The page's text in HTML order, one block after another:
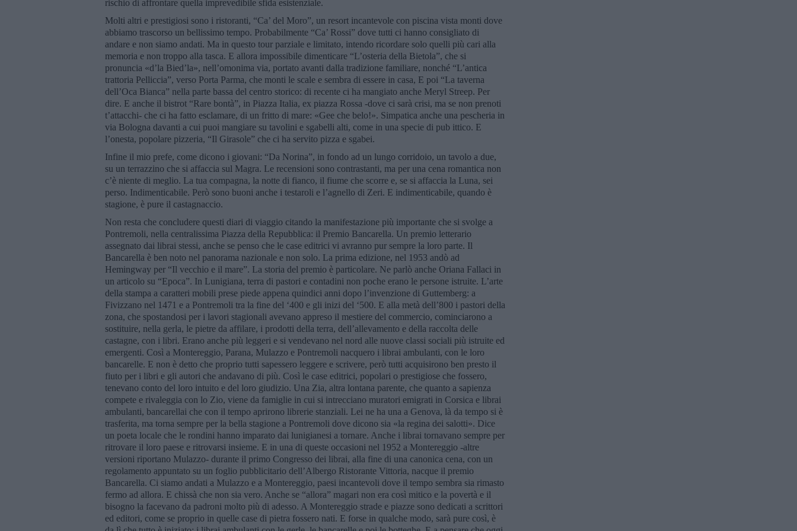
rischio di affrontare quella imprevedibile sfida esistenziale.
Molti altri e prestigiosi sono i ristoranti, “Ca’ del Moro”, un resort incantevole con piscina vista monti dove
abbiamo trascorso un bellissimo tempo. Probabilmente “Ca’ Rossi” dove tutti ci hanno consigliato di
andare e non siamo andati. Ma in questo tour parziale e limitato, intendo ricordare solo quelli più cari alla
memoria e non troppo alla tasca. E allora impossibile dimenticare “L’osteria della Bietola”, che si
pronuncia «d’la Bied’la», nell’omonima via, portato avanti dalla tradizione familiare, nonché “L’antica
trattoria Pelliccia”, verso Porta Parma, che monti le scale e sembra di essere in casa, E poi “La taverna
dell’Oca Bianca” nella parte bassa del centro storico: di recente ci ha mangiato anche Meryl Streep. Per
dire. E anche il bistrot “Rare bontà”, in Piazza Italia, ex piazza Rossa -dove ci sarà crisi, ma se non prenoti
t’attacchi- che ci ha fatto esclamare, di un fritto di mare: «Gee che belo!». Simpatica anche una pescheria in
via Bologna davanti a cui puoi mangiare su tavolini e sgabelli alti, come in una specie di pub ittico. E
l’onesta, popolare pizzeria, “Il Girasole” che ci ha servito pizza e sgabei.
Infine il mio prefe, come dicono i giovani: “Da Norina”, in fondo ad un lungo corridoio, un tavolo a due,
su un terrazzino che si affaccia sul Magra. Le recensioni sono contrastanti, ma per una cena romantica non
c’è niente di meglio. La tua compagna, la notte di fianco, il fiume che scorre e, se si affaccia la Luna, sei
perso. Indimenticabile. Però sono buoni anche i testaroli e l’agnello di Zeri. E indimenticabile, quando è
stagione, è pure il castagnaccio.
Non resta che concludere questi diari di viaggio citando la manifestazione più importante che si svolge a
Pontremoli, nella centralissima Piazza della Repubblica: il Premio Bancarella. Un premio letterario
assegnato dai librai stessi, anche se penso che le case editrici vi avranno pur sempre la loro parte. Il
Bancarella è ben noto nel panorama nazionale e non solo. La prima edizione, nel 1953 andò ad
Hemingway per “Il vecchio e il mare”. La storia del premio è particolare. Ne parlò anche Oriana Fallaci in
un articolo su “Epoca”. In Lunigiana, terra di pastori e contadini non poche erano le persone istruite. L’arte
della stampa a caratteri mobili prese piede appena quindici anni dopo l’invenzione di Guttemberg: a
Fivizzano nel 1471 e a Pontremoli tra la fine del ‘400 e gli inizi del ‘500. E alla metà dell’800 i pastori della
zona, che spostandosi per i lavori stagionali avevano appreso il mestiere del commercio, cominciarono a
sostituire, nella gerla, le pietre da affilare, i prodotti della terra, dell’allevamento e della raccolta delle
castagne, con i libri. Erano anche più leggeri e si vendevano nel nord alle nuove classi sociali più istruite ed
emergenti. Così a Montereggio, Parana, Mulazzo e Pontremoli nacquero i librai ambulanti, con le loro
bancarelle. E non è detto che proprio tutti sapessero leggere e scrivere, però tutti acquisirono ben presto il
fiuto per i libri e gli autori che andavano di più. Così le case editrici, popolari o prestigiose che fossero,
tenevano conto del loro intuito e del loro giudizio. Una Zia, altra lontana parente, che quanto a sapienza
compete e rivaleggia con lo Zio, viene da famiglie in cui si intrecciano muratori emigrati in Corsica e librai
ambulanti, bancarellai che con il tempo aprirono librerie stanziali. Lei ne ha una a Genova, là da tempo si è
trasferita, ma torna sempre per la bella stagione a Pontremoli dove dicono sia «la regina dei salotti». Dice
un poeta locale che le rondini hanno imparato dai lunigianesi a tornare. Anche i librai tornavano sempre per
ritrovare il loro paese e ritrovarsi insieme. E in una di queste occasioni nel 1952 a Montereggio -altre
versioni riportano Mulazzo- durante il primo Congresso dei librai, alla fine di una canonica cena, con un
regolamento appuntato su un foglio pubblicitario dell’Albergo Ristorante Vittoria, nacque il premio
Bancarella. Ci siamo andati a Mulazzo e a Montereggio, paesi incantevoli dove il tempo sembra sia rimasto
fermo ad allora. E chissà che non sia vero. Anche se “allora” magari non era così mitico e la povertà e il
bisogno la facevano da padroni molto più di adesso. A Montereggio strade e piazze sono dedicati a scrittori
ed editori, come se proprio in quelle case di pietra fossero nati. E forse in qualche modo, sarà pure così, è